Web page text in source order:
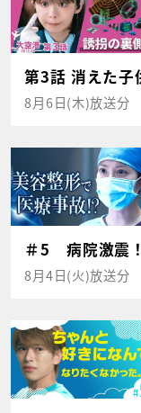
第3話 消えた子
8月6日(木)放送分
＃5 病院激震
8月4日(火)放送分